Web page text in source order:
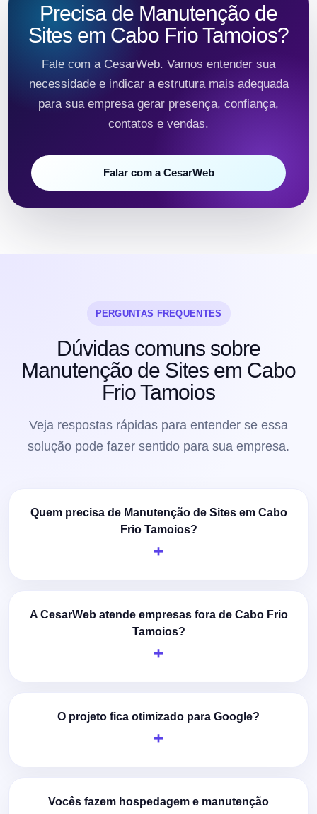
Precisa de Manutenção de
Sites em Cabo Frio Tamoios?
Fale com a CesarWeb. Vamos entender sua
necessidade e indicar a estrutura mais adequada
para sua empresa gerar presença, confiança,
contatos e vendas.
Falar com a CesarWeb
PERGUNTAS FREQUENTES
Dúvidas comuns sobre
Manutenção de Sites em Cabo
Frio Tamoios
Veja respostas rápidas para entender se essa
solução pode fazer sentido para sua empresa.
Quem precisa de Manutenção de Sites em Cabo
Frio Tamoios?
A CesarWeb atende empresas fora de Cabo Frio
Tamoios?
O projeto fica otimizado para Google?
Vocês fazem hospedagem e manutenção